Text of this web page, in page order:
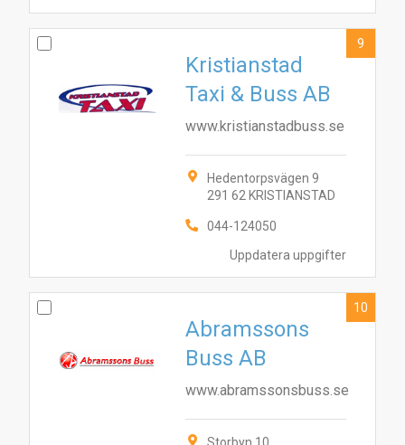
Uppdatera uppgifter
Kristianstad
Taxi & Buss AB
www.kristianstadbuss.se
Hedentorpsvägen 9
291 62 KRISTIANSTAD
044-124050
9
Abramssons
Buss AB
www.abramssonsbuss.se
10